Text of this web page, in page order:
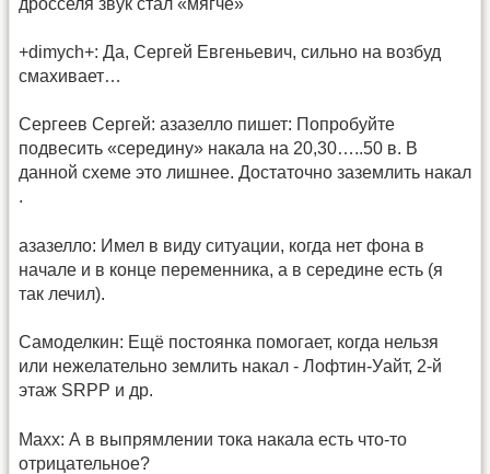
+dimych+: Да, Сергей Евгеньевич, сильно на возбуд
смахивает…
Сергеев Сергей: азазелло пишет: Попробуйте
подвесить «середину» накала на 20,30…..50 в. В
данной схеме это лишнее. Достаточно заземлить накал
.
азазелло: Имел в виду ситуации, когда нет фона в
начале и в конце переменника, а в середине есть (я
так лечил).
Самоделкин: Ещё постоянка помогает, когда нельзя
или нежелательно землить накал - Лофтин-Уайт, 2-й
этаж SRPP и др.
Maxx: А в выпрямлении тока накала есть что-то
отрицательное?